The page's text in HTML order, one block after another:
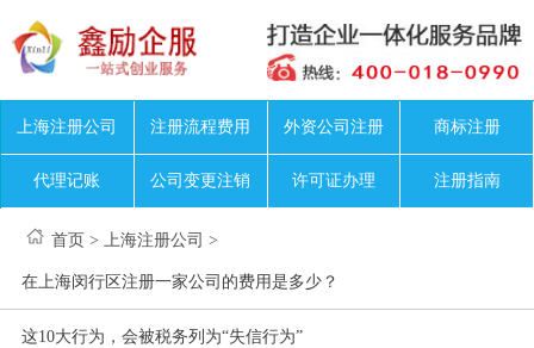
上海注册公司 注册流程费用 外资公司注册 商标注册
代理记账 公司变更注销 许可证办理 注册指南
首页 > 上海注册公司 >
在上海闵行区注册一家公司的费用是多少？
这10大行为，会被税务列为“失信行为”